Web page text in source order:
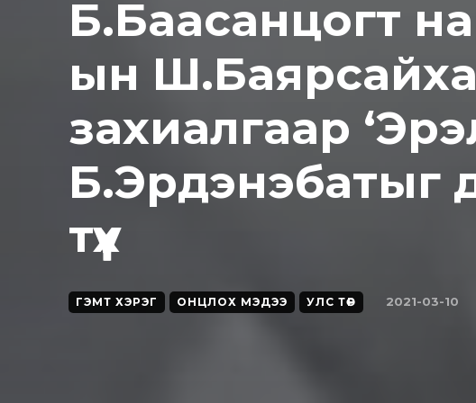
Б.Баасанцогт
ын
захиалгаар
Б.Эрдэнэбатыг
түүх
ГЭМТ ХЭРЭГ ОНЦЛОХ МЭДЭЭ УЛС ТӨР 2021-03-10